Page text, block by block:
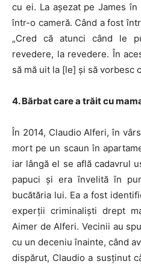
cu ei. La așezat pe James
într-o cameră. Când a fost
„Cred că atunci când le
revedere, la revedere. În
să mă uit la [le] și să vorbesc
4. Bărbat care a trăit cu
În 2014, Claudio Alferi, în
mort pe un scaun în
iar lângă el se află cadavrul
papuci și era învelită în
bucătăria lui. Ea a fost
experții criminaliști drept
Aimer de Alferi. Vecinii au
cu un deceniu înainte, când
dispărut, Claudio a susținut